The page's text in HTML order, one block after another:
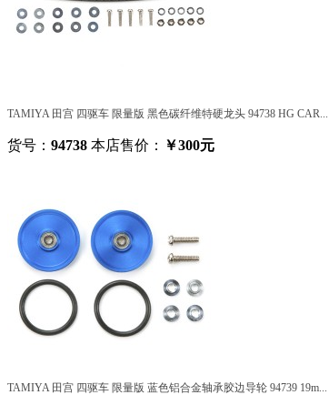
TAMIYA 田宫 四驱车 限量版 黑色碳纤维特硬龙头 94738 HG CAR...
货号： 94738 本店售价： ￥300元
TAMIYA 田宫 四驱车 限量版 蓝色铝合金轴承胶边导轮 94739 19m...